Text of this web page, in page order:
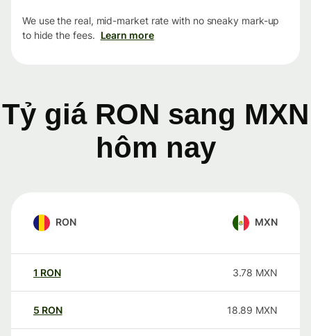
We use the real, mid-market rate with no sneaky mark-up
to hide the fees. Learn more
Tỷ giá RON sang MXN
hôm nay
RON MXN
1 RON 3.78 MXN
5 RON 18.89 MXN